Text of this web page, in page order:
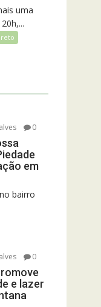
uma
0
em
bairro
0
e lazer